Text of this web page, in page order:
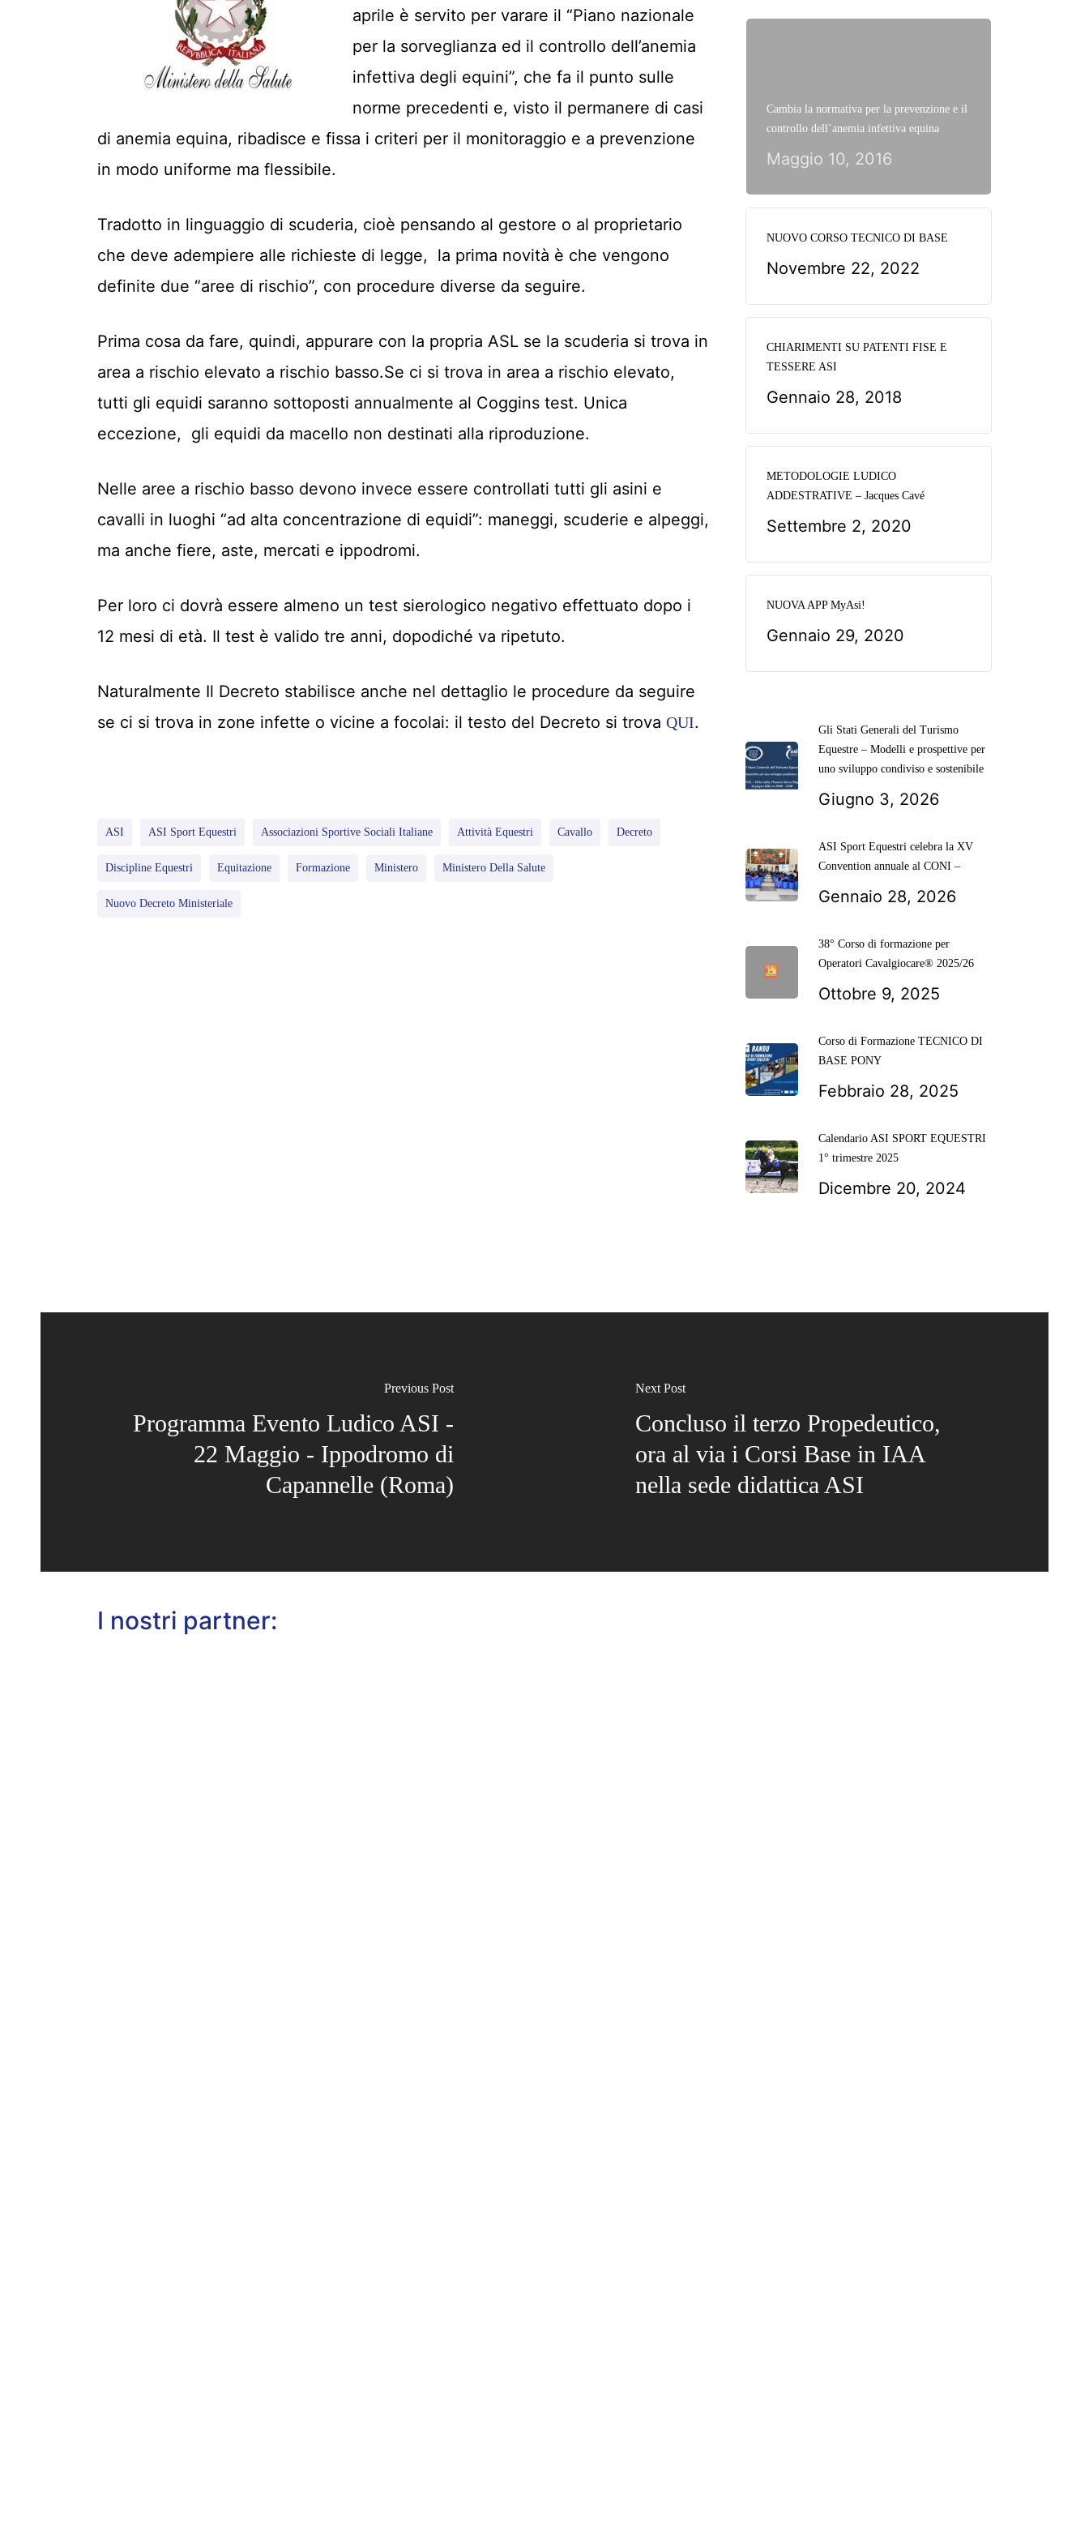
aprile è servito per varare il “Piano nazionale
per la sorveglianza ed il controllo dell’anemia
infettiva degli equini”, che fa il punto sulle
norme precedenti e, visto il permanere di casi
di anemia equina, ribadisce e fissa i criteri per il monitoraggio e a prevenzione
in modo uniforme ma flessibile.
Tradotto in linguaggio di scuderia, cioè pensando al gestore o al proprietario
che deve adempiere alle richieste di legge, la prima novità è che vengono
definite due “aree di rischio”, con procedure diverse da seguire.
Prima cosa da fare, quindi, appurare con la propria ASL se la scuderia si trova in
area a rischio elevato a rischio basso.Se ci si trova in area a rischio elevato,
tutti gli equidi saranno sottoposti annualmente al Coggins test. Unica
eccezione, gli equidi da macello non destinati alla riproduzione.
Nelle aree a rischio basso devono invece essere controllati tutti gli asini e
cavalli in luoghi “ad alta concentrazione di equidi”: maneggi, scuderie e alpeggi,
ma anche fiere, aste, mercati e ippodromi.
Per loro ci dovrà essere almeno un test sierologico negativo effettuato dopo i
12 mesi di età. Il test è valido tre anni, dopodiché va ripetuto.
Naturalmente Il Decreto stabilisce anche nel dettaglio le procedure da seguire
se ci si trova in zone infette o vicine a focolai: il testo del Decreto si trova QUI.
ASI ASI Sport Equestri Associazioni Sportive Sociali Italiane Attività Equestri Cavallo Decreto
Discipline Equestri Equitazione Formazione Ministero Ministero Della Salute
Nuovo Decreto Ministeriale
Cambia la normativa per la prevenzione e il
controllo dell’anemia infettiva equina
Maggio 10, 2016
NUOVO CORSO TECNICO DI BASE
Novembre 22, 2022
CHIARIMENTI SU PATENTI FISE E
TESSERE ASI
Gennaio 28, 2018
METODOLOGIE LUDICO
ADDESTRATIVE – Jacques Cavé
Settembre 2, 2020
NUOVA APP MyAsi!
Gennaio 29, 2020
Gli Stati Generali del Turismo
Equestre – Modelli e prospettive per
uno sviluppo condiviso e sostenibile
Giugno 3, 2026
ASI Sport Equestri celebra la XV
Convention annuale al CONI –
Gennaio 28, 2026
38° Corso di formazione per
Operatori Cavalgiocare® 2025/26
Ottobre 9, 2025
Corso di Formazione TECNICO DI
BASE PONY
Febbraio 28, 2025
Calendario ASI SPORT EQUESTRI
1° trimestre 2025
Dicembre 20, 2024
Previous Post
Programma Evento Ludico ASI -
22 Maggio - Ippodromo di
Capannelle (Roma)
Next Post
Concluso il terzo Propedeutico,
ora al via i Corsi Base in IAA
nella sede didattica ASI
I nostri partner: